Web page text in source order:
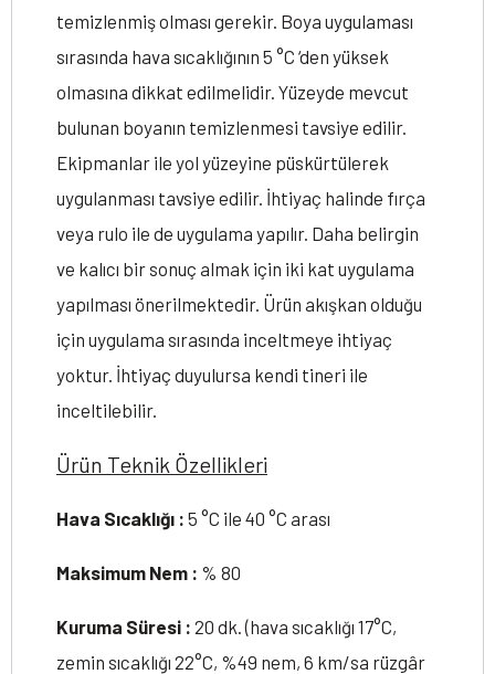
temizlenmiş olması gerekir. Boya uygulaması
sırasında hava sıcaklığının 5 °C ‘den yüksek
olmasına dikkat edilmelidir. Yüzeyde mevcut
bulunan boyanın temizlenmesi tavsiye edilir.
Ekipmanlar ile yol yüzeyine püskürtülerek
uygulanması tavsiye edilir. İhtiyaç halinde fırça
veya rulo ile de uygulama yapılır. Daha belirgin
ve kalıcı bir sonuç almak için iki kat uygulama
yapılması önerilmektedir. Ürün akışkan olduğu
için uygulama sırasında inceltmeye ihtiyaç
yoktur. İhtiyaç duyulursa kendi tineri ile
inceltilebilir.
Ürün Teknik Özellikleri
Hava Sıcaklığı : 5 °C ile 40 °C arası
Maksimum Nem : % 80
Kuruma Süresi : 20 dk. (hava sıcaklığı 17°C,
zemin sıcaklığı 22°C, %49 nem, 6 km/sa rüzgâr